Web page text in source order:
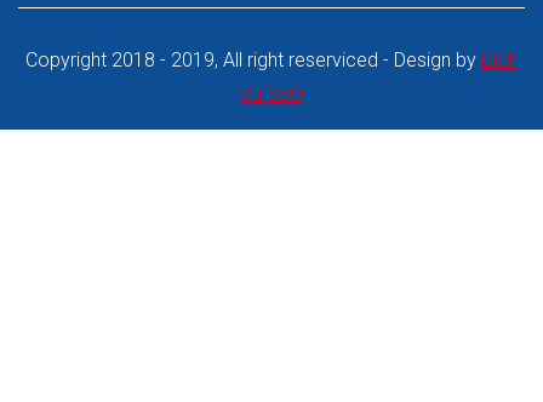
Copyright 2018 - 2019, All right reserviced - Design by Dich
Vu SEO